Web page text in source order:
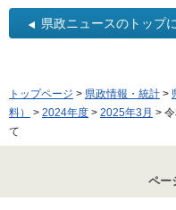
県政ニュースのトップ
トップページ > 県政情報・統計 >
料）
> 2024年度 > 2025年3月 >
て
ペー